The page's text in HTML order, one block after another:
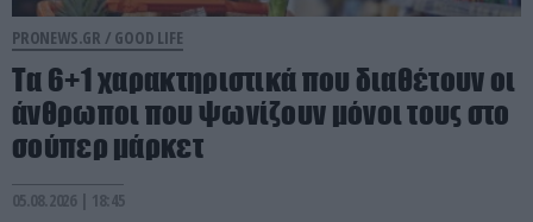
PRONEWS.GR / GOOD LIFE
Τα 6+1 χαρακτηριστικά που διαθέτουν οι
άνθρωποι που ψωνίζουν μόνοι τους στο
σούπερ μάρκετ
05.08.2026 | 18:45